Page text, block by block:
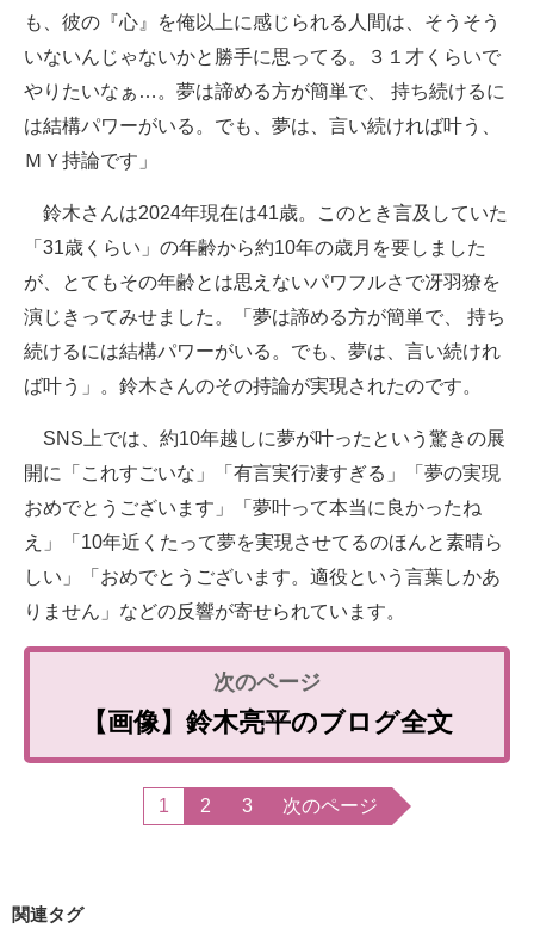
も、彼の『心』を俺以上に感じられる人間は、そうそう
いないんじゃないかと勝手に思ってる。３１才くらいで
やりたいなぁ…。夢は諦める方が簡単で、 持ち続けるに
は結構パワーがいる。でも、夢は、言い続ければ叶う、
ＭＹ持論です」
鈴木さんは2024年現在は41歳。このとき言及していた
「31歳くらい」の年齢から約10年の歳月を要しました
が、とてもその年齢とは思えないパワフルさで冴羽獠を
演じきってみせました。「夢は諦める方が簡単で、 持ち
続けるには結構パワーがいる。でも、夢は、言い続けれ
ば叶う」。鈴木さんのその持論が実現されたのです。
SNS上では、約10年越しに夢が叶ったという驚きの展
開に「これすごいな」「有言実行凄すぎる」「夢の実現
おめでとうございます」「夢叶って本当に良かったね
え」「10年近くたって夢を実現させてるのほんと素晴ら
しい」「おめでとうございます。適役という言葉しかあ
りません」などの反響が寄せられています。
【画像】鈴木亮平のブログ全文
1 2 3 次のページ
関連タグ